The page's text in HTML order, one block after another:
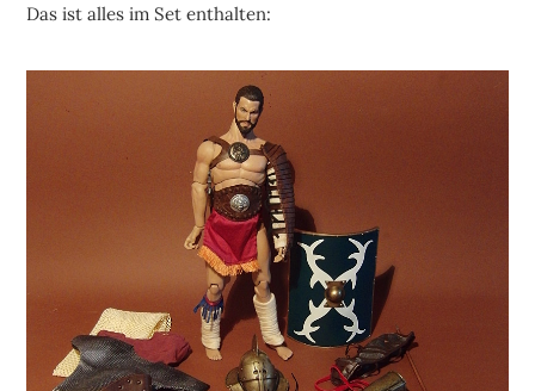
Das ist alles im Set enthalten: